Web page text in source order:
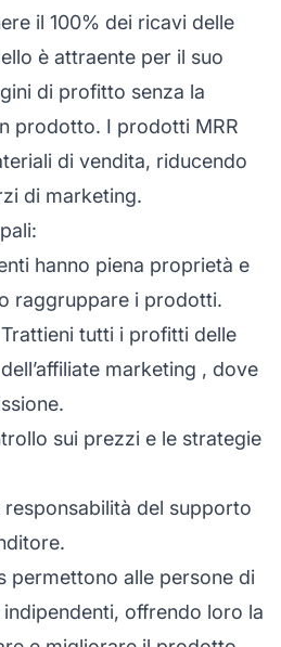
il 100% dei ricavi delle
è attraente per il suo
di profitto senza la
prodotto. I prodotti MRR
di vendita, riducendo
di marketing.
hanno piena proprietà e
raggruppare i prodotti.
Trattieni tutti i profitti delle
affiliate marketing , dove
sui prezzi e le strategie
responsabilità del supporto
permettono alle persone di
offrendo loro la